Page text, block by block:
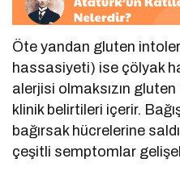
Öte yandan gluten
hassasiyeti) ise çölyak
alerjisi olmaksızın
klinik belirtileri içerir.
bağırsak hücrelerine
çeşitli semptomlar